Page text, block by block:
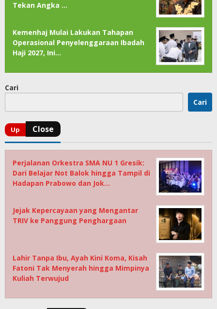
Tekan Angka …
Kemenhaj Mulai Lakukan Tahapan
Operasional Penyelenggaraan Ibadah
Haji 2027, Ini…
Cari
Cari
Perjalanan Orkestra SMA NU 1 Gresik:
Dari Belajar Not Balok hingga Tampil di
Hadapan Prabowo dan Jok…
Jejak Kepercayaan yang Mengantar
TRIV ke Panggung Penghargaan
Lahir Tanpa Ibu, Ayah Kini Koma, Kisah
Fatoni Tak Menyerah hingga Mimpinya
Kuliah Terwujud